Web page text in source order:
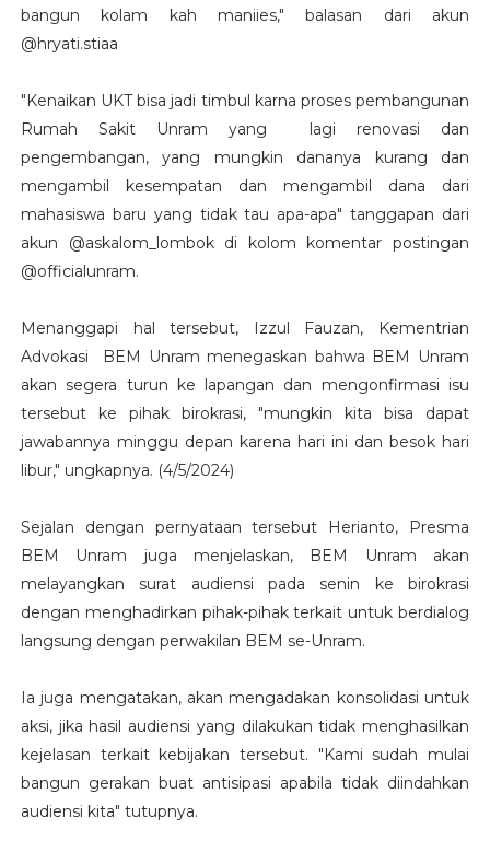
bangun kolam kah maniies," balasan dari akun
@hryati.stiaa
"Kenaikan UKT bisa jadi timbul karna proses pembangunan
Rumah Sakit Unram yang lagi renovasi dan
pengembangan, yang mungkin dananya kurang dan
mengambil kesempatan dan mengambil dana dari
mahasiswa baru yang tidak tau apa-apa" tanggapan dari
akun @askalom_lombok di kolom komentar postingan
@officialunram.
Menanggapi hal tersebut, Izzul Fauzan, Kementrian
Advokasi BEM Unram menegaskan bahwa BEM Unram
akan segera turun ke lapangan dan mengonfirmasi isu
tersebut ke pihak birokrasi, "mungkin kita bisa dapat
jawabannya minggu depan karena hari ini dan besok hari
libur," ungkapnya. (4/5/2024)
Sejalan dengan pernyataan tersebut Herianto, Presma
BEM Unram juga menjelaskan, BEM Unram akan
melayangkan surat audiensi pada senin ke birokrasi
dengan menghadirkan pihak-pihak terkait untuk berdialog
langsung dengan perwakilan BEM se-Unram.
Ia juga mengatakan, akan mengadakan konsolidasi untuk
aksi, jika hasil audiensi yang dilakukan tidak menghasilkan
kejelasan terkait kebijakan tersebut. "Kami sudah mulai
bangun gerakan buat antisipasi apabila tidak diindahkan
audiensi kita" tutupnya.